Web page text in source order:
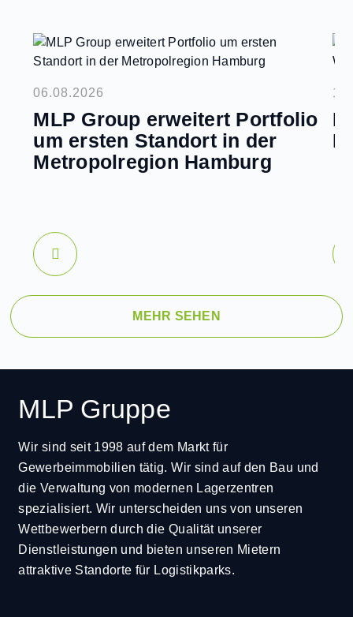
06.08.2026
MLP Group erweitert Portfolio
um ersten Standort in der
Metropolregion Hamburg
MEHR SEHEN
MLP Gruppe
Wir sind seit 1998 auf dem Markt für
Gewerbeimmobilien tätig. Wir sind auf den Bau und
die Verwaltung von modernen Lagerzentren
spezialisiert. Wir unterscheiden uns von unseren
Wettbewerbern durch die Qualität unserer
Dienstleistungen und bieten unseren Mietern
attraktive Standorte für Logistikparks.